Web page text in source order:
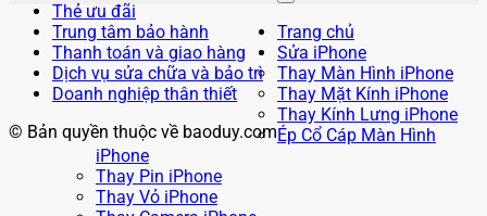
Thẻ ưu đãi
Trung tâm bảo hành
Thanh toán và giao hàng
Dịch vụ sửa chữa và bảo trì
Doanh nghiệp thân thiết
© Bản quyền thuộc về baoduy.com
Trang chủ
Sửa iPhone
Thay Màn Hình iPhone
Thay Mặt Kính iPhone
Thay Kính Lưng iPhone
Ép Cổ Cáp Màn Hình
iPhone
Thay Pin iPhone
Thay Vỏ iPhone